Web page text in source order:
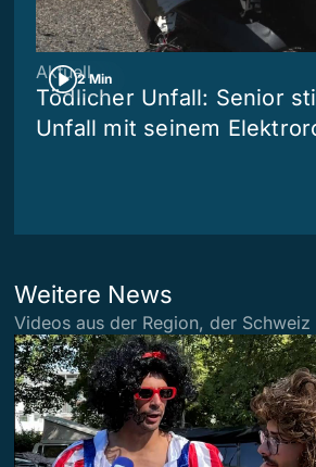
2 Min
Aktuell
Tödlicher Unfall: Senior
Unfall mit seinem
Weitere News
Videos aus der Region, der